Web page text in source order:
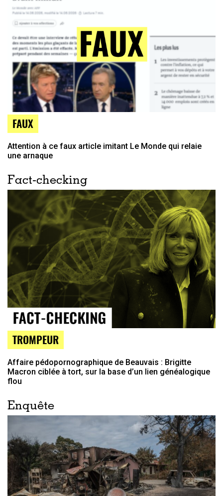
FAUX
Attention à ce faux article imitant Le Monde qui relaie
une arnaque
Fact-checking
TROMPEUR
Affaire pédopornographique de Beauvais : Brigitte
Macron ciblée à tort, sur la base d’un lien généalogique
flou
Enquête